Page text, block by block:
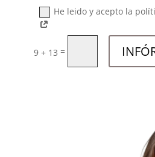
He leido y acepto la
9 + 13 =